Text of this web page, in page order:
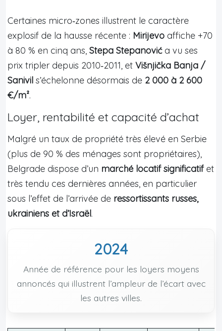
Certaines micro‑zones illustrent le caractère
explosif de la hausse récente : Mirijevo affiche +70
à 80 % en cinq ans, Stepa Stepanovića vu ses
prix tripler depuis 2010‑2011, et Višnjička Banja /
Sanivil s’échelonne désormais de 2 000 à 2 600
€/m².
Loyer, rentabilité et capacité d’achat
Malgré un taux de propriété très élevé en Serbie
(plus de 90 % des ménages sont propriétaires),
Belgrade dispose d’un marché locatif significatifet
très tendu ces dernières années, en particulier
sous l’effet de l’arrivée de ressortissants russes,
ukrainiens et d’Israël.
2024
Année de référence pour les loyers moyens
annoncés qui illustrent l’ampleur de l’écart avec
les autres villes.